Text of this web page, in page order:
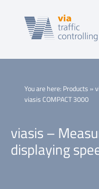
You are here: Products »
viasis COMPACT 3000
viasis –
displaying